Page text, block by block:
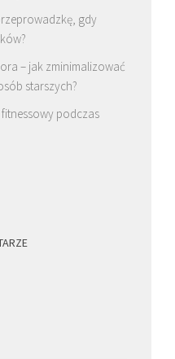
gdy
– jak zminimalizować
starszych?
podczas